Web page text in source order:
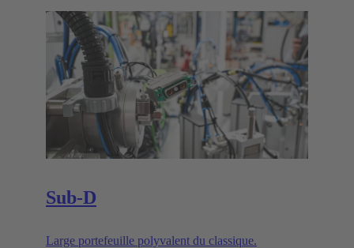
Sub-D
Large portefeuille polyvalent du classique.